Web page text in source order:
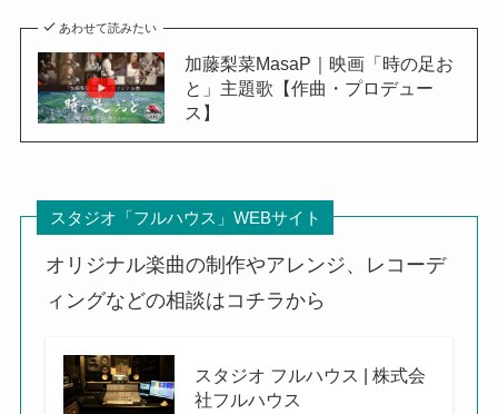
あわせて読みたい
加藤梨菜MasaP｜映画「時の足お
と」主題歌【作曲・プロデュー
ス】
スタジオ「フルハウス」WEBサイト
オリジナル楽曲の制作やアレンジ、レコーデ
ィングなどの相談はコチラから
スタジオ フルハウス | 株式会
社フルハウス